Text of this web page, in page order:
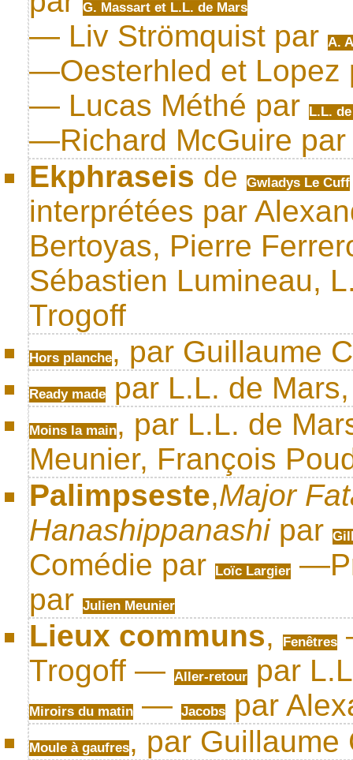
G. Massart et L.L. de Mars
— Liv Strömquist par A.
—Oesterhled et
— Lucas Méthé par
L.L.
—Richard McGuire
Ekphraseis de Gwladys Le Cuff
interprétées par
Bertoyas, Pierre
Sébastien Lumineau,
Trogoff
Hors planche, par Guillaume
Ready made par L.L. de
Moins la main, par L.L. de
Meunier, François
Palimpseste,Major
Hanashippanashipar
Comédie par Loïc Largier
par Julien Meunier
Lieux communs, Fenêtres
Trogoff — Aller-retour par
Miroirs du matin — Jacobs par
Moule à gaufres, par Guillaume